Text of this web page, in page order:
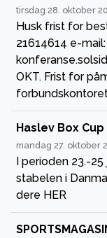
tirsdag 28. oktober
Husk frist for
21614614 e-mail:
OKT. Frist for
forbundskontoret
Haslev Box Cup
mandag 27. oktober
I perioden 23.-
stabelen i
dere HER